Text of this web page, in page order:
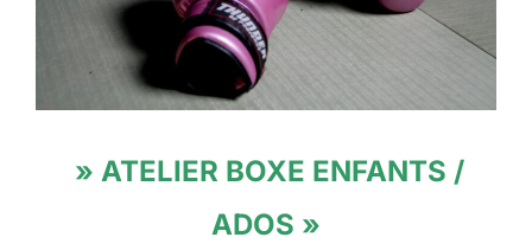
» ATELIER BOXE ENFANTS /
ADOS »